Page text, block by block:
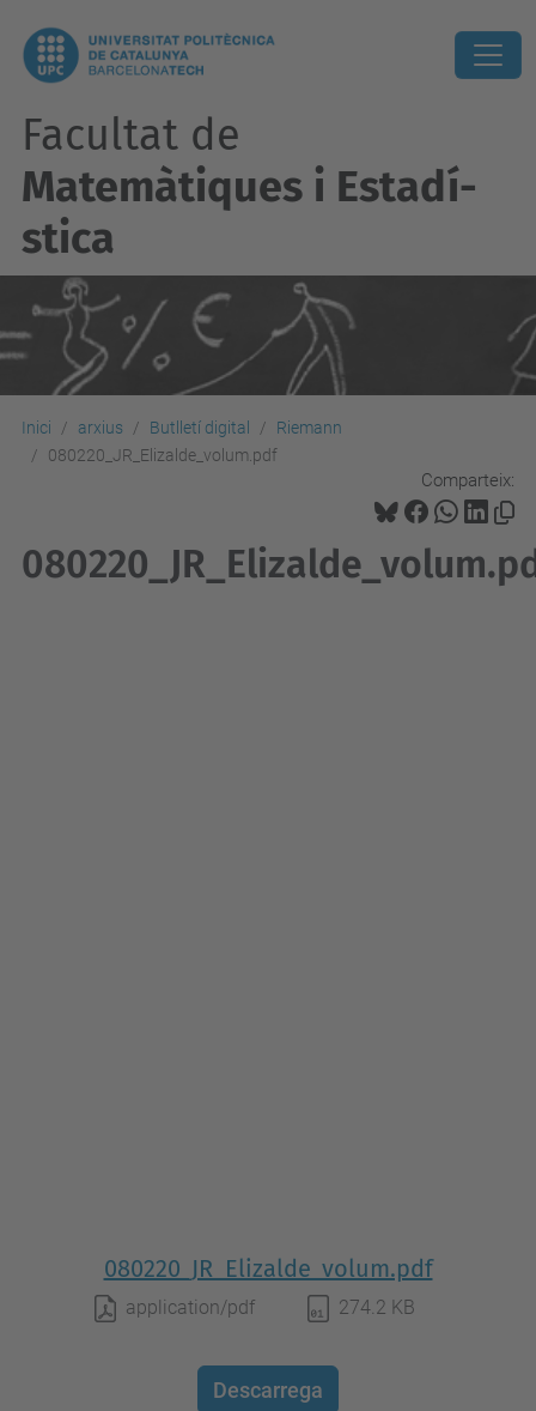
Facultat de
Matemàtiques i Estadí­
stica
Inici arxius Butlletí digital
Riemann
080220_JR_Elizalde_volum.pdf
Comparteix:
080220_JR_Elizalde_volum.pdf
application/pdf 274.2 KB
Descarrega